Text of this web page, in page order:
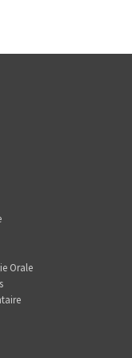
Orale